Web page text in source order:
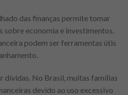
das finanças permite tomar
sobre economia e investimentos.
podem ser ferramentas útis
dívidas. No Brasil, muitas famílias
devido ao uso excessivo